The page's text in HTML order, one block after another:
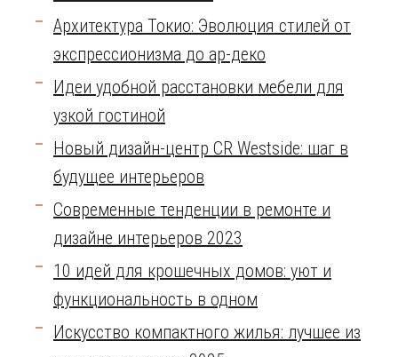
Архитектура Токио: Эволюция стилей от
экспрессионизма до ар-деко
Идеи удобной расстановки мебели для
узкой гостиной
Новый дизайн-центр CR Westside: шаг в
будущее интерьеров
Современные тенденции в ремонте и
дизайне интерьеров 2023
10 идей для крошечных домов: уют и
функциональность в одном
Искусство компактного жилья: лучшее из